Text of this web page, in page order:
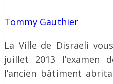
Tommy Gauthier
La Ville de Disraeli
juillet 2013
l’ancien bâtiment